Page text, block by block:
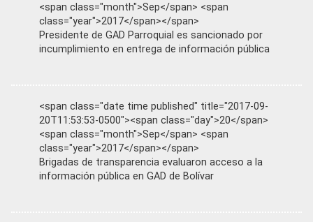
<span class="month">Sep</span> <span
class="year">2017</span></span>
Presidente de GAD Parroquial es sancionado por
incumplimiento en entrega de información pública
<span class="date time published" title="2017-09-
20T11:53:53-0500"><span class="day">20</span>
<span class="month">Sep</span> <span
class="year">2017</span></span>
Brigadas de transparencia evaluaron acceso a la
información pública en GAD de Bolívar